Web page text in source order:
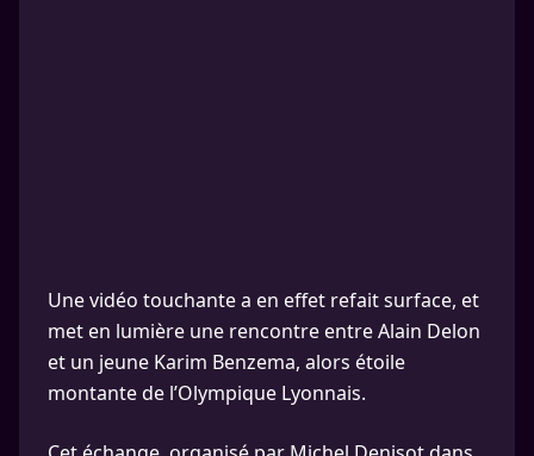
Une vidéo touchante a en effet refait surface, et
met en lumière une rencontre entre Alain Delon
et un jeune Karim Benzema, alors étoile
montante de l’Olympique Lyonnais.